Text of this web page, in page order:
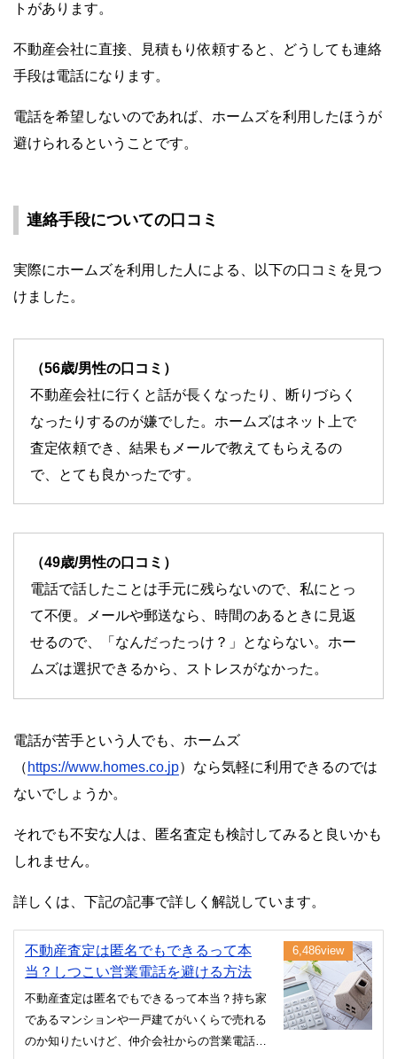
トがあります。
不動産会社に直接、見積もり依頼すると、どうしても連絡
手段は電話になります。
電話を希望しないのであれば、ホームズを利用したほうが
避けられるということです。
連絡手段についての口コミ
実際にホームズを利用した人による、以下の口コミを見つ
けました。
（56歳/男性の口コミ）
不動産会社に行くと話が長くなったり、断りづらく
なったりするのが嫌でした。ホームズはネット上で
査定依頼でき、結果もメールで教えてもらえるの
で、とても良かったです。
（49歳/男性の口コミ）
電話で話したことは手元に残らないので、私にとっ
て不便。メールや郵送なら、時間のあるときに見返
せるので、「なんだったっけ？」とならない。ホー
ムズは選択できるから、ストレスがなかった。
電話が苦手という人でも、ホームズ
（ https://www.homes.co.jp）なら気軽に利用できるのでは
ないでしょうか。
それでも不安な人は、匿名査定も検討してみると良いかも
しれません。
詳しくは、下記の記事で詳しく解説しています。
不動産査定は匿名でもできるって本
当？しつこい営業電話を避ける方法
不動産査定は匿名でもできるって本当？持ち家
であるマンションや一戸建てがいくらで売れる
のか知りたいけど、仲介会社からの営業電話が
6,486view